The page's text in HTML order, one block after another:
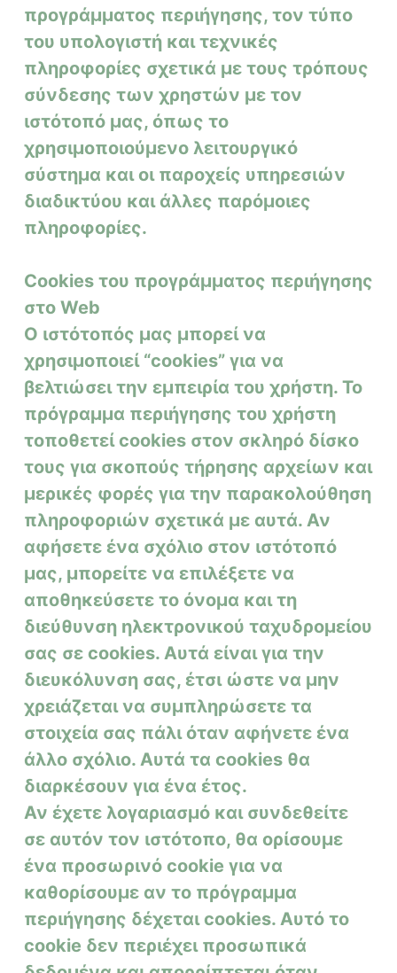
προγράμματος περιήγησης, τον τύπο
του υπολογιστή και τεχνικές
πληροφορίες σχετικά με τους τρόπους
σύνδεσης των χρηστών με τον
ιστότοπό μας, όπως το
χρησιμοποιούμενο λειτουργικό
σύστημα και οι παροχείς υπηρεσιών
διαδικτύου και άλλες παρόμοιες
πληροφορίες.
Cookies του προγράμματος περιήγησης
στο Web
Ο ιστότοπός μας μπορεί να
χρησιμοποιεί “cookies” για να
βελτιώσει την εμπειρία του χρήστη. Το
πρόγραμμα περιήγησης του χρήστη
τοποθετεί cookies στον σκληρό δίσκο
τους για σκοπούς τήρησης αρχείων και
μερικές φορές για την παρακολούθηση
πληροφοριών σχετικά με αυτά. Αν
αφήσετε ένα σχόλιο στον ιστότοπό
μας, μπορείτε να επιλέξετε να
αποθηκεύσετε το όνομα και τη
διεύθυνση ηλεκτρονικού ταχυδρομείου
σας σε cookies. Αυτά είναι για την
διευκόλυνση σας, έτσι ώστε να μην
χρειάζεται να συμπληρώσετε τα
στοιχεία σας πάλι όταν αφήνετε ένα
άλλο σχόλιο. Αυτά τα cookies θα
διαρκέσουν για ένα έτος.
Αν έχετε λογαριασμό και συνδεθείτε
σε αυτόν τον ιστότοπο, θα ορίσουμε
ένα προσωρινό cookie για να
καθορίσουμε αν το πρόγραμμα
περιήγησης δέχεται cookies. Αυτό το
cookie δεν περιέχει προσωπικά